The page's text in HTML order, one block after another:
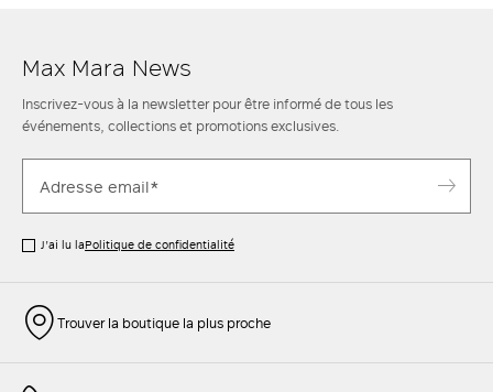
Max Mara News
Inscrivez-vous à la newsletter pour être informé de tous les
événements, collections et promotions exclusives.
J’ai lu laPolitique de confidentialité
Trouver la boutique la plus proche